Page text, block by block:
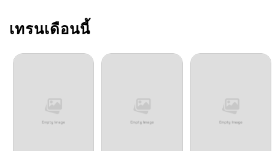
ตอนที่ 43
ตอนที่ 42
ตอนที่ 40 10/20/2025
เทรนเดือนนี้